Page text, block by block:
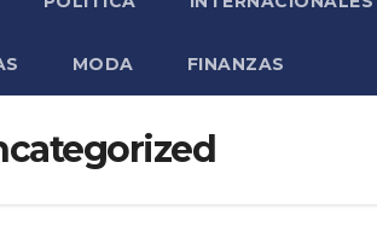
MODA FINANZAS